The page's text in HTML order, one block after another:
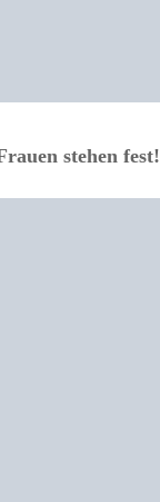
stehen fest!